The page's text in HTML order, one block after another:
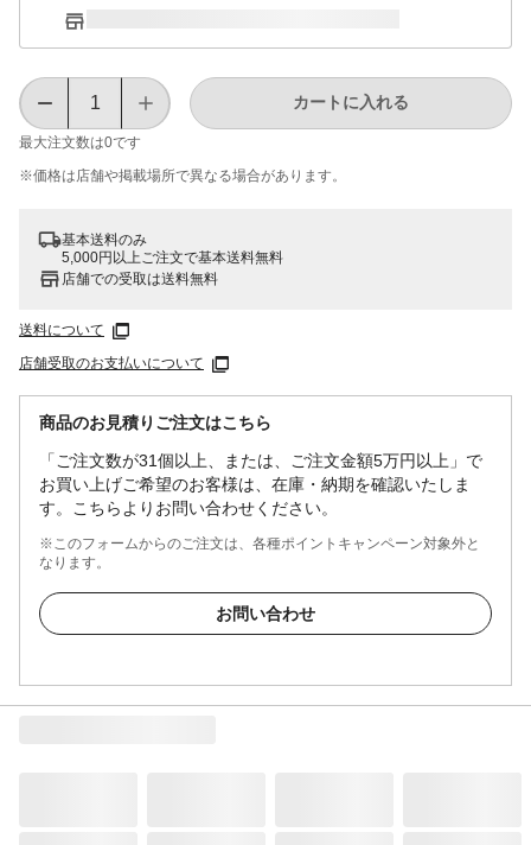
最大注文数は0です
カートに入れる
※価格は​店舗や​掲載場所で​異なる​場合が​あります。
基本送料のみ
5,000円以上ご注文で基本送料無料
店舗での受取は送料無料
送料について
店舗受取のお支払いについて
商品のお見積りご注文はこちら
「ご注文数が31個以上、または、ご注文金額5万円以上」で
お買い上げご希望のお客様は、在庫・納期を確認いたしま
す。こちらよりお問い合わせください。
※このフォームからのご注文は、各種ポイントキャンペーン対象外と
なります。
お問い合わせ